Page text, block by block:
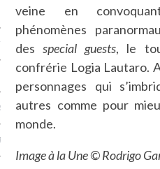
veine en
phénomènes
des special guests, le
confrérie Logia Lautaro.
personnages qui
autres comme pour
monde.
Image à la Une © Rodrigo